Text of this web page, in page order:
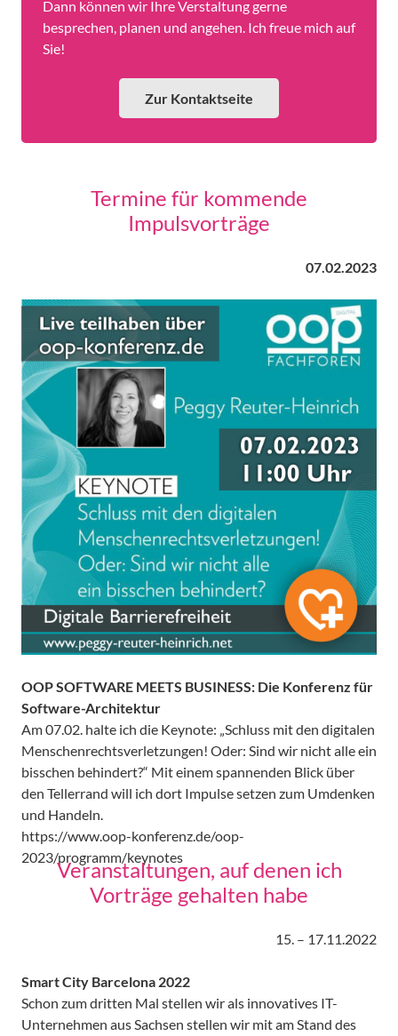
Dann können wir Ihre Verstaltung gerne
besprechen, planen und angehen. Ich freue mich auf
Sie!
Zur Kontaktseite
Termine für kommende
Impulsvorträge
07.02.2023
OOP SOFTWARE MEETS BUSINESS: Die Konferenz für
Software-Architektur
Am 07.02. halte ich die Keynote: „Schluss mit den digitalen
Menschenrechtsverletzungen! Oder: Sind wir nicht alle ein
bisschen behindert?“ Mit einem spannenden Blick über
den Tellerrand will ich dort Impulse setzen zum Umdenken
und Handeln.
https://www.oop-konferenz.de/oop-
2023/programm/keynotes
Veranstaltungen, auf denen ich
Vorträge gehalten habe
15. – 17.11.2022
Smart City Barcelona 2022
Schon zum dritten Mal stellen wir als innovatives IT-
Unternehmen aus Sachsen stellen wir mit am Stand des